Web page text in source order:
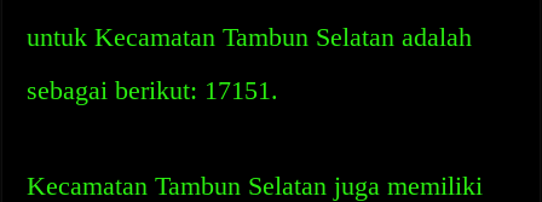
untuk Kecamatan Tambun Selatan adalah
sebagai berikut: 17151.
Kecamatan Tambun Selatan juga memiliki